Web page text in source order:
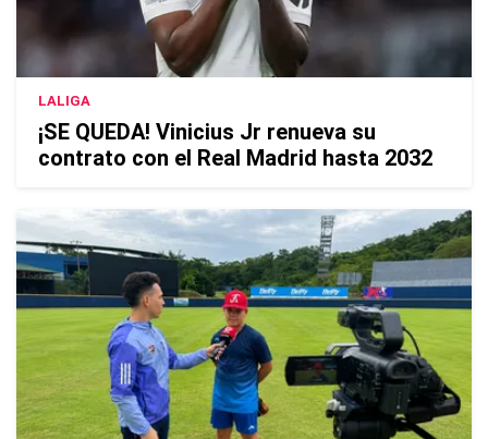
LALIGA
¡SE QUEDA! Vinicius Jr renueva su
contrato con el Real Madrid hasta 2032